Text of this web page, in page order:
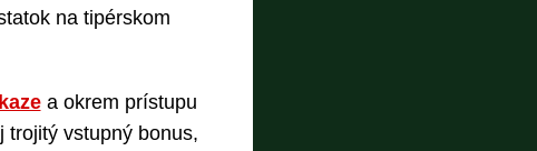
na tipérskom
a okrem prístupu
trojitý vstupný bonus,